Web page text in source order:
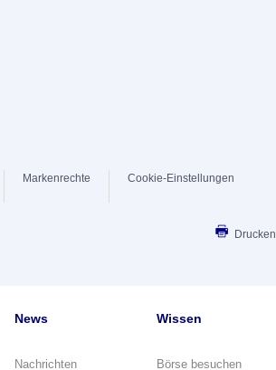
Markenrechte Cookie-Einstellungen
Drucken
News
Nachrichten
Wissen
Börse besuchen